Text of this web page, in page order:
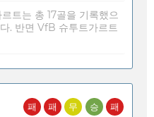
트는 총 17골을 기록했으
. 반면 VfB 슈투트가르트
패 패 무 승 패